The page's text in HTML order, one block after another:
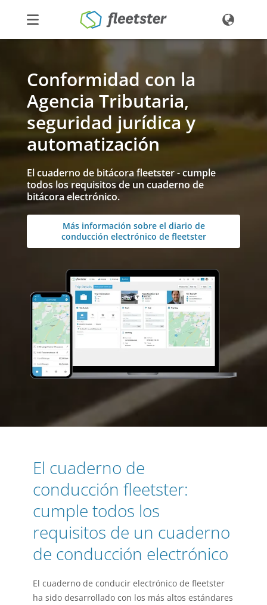
Precios
Noticias
Contacto
Demo Ingresar
Conformidad con la
Agencia Tributaria,
seguridad jurídica y
automatización
El cuaderno de bitácora fleetster - cumple
todos los requisitos de un cuaderno de
bitácora electrónico.
Más información sobre el diario de
conducción electrónico de fleetster
El cuaderno de
conducción fleetster:
cumple todos los
requisitos de un cuaderno
de conducción electrónico
El cuaderno de conducir electrónico de fleetster
ha sido desarrollado con los más altos estándares